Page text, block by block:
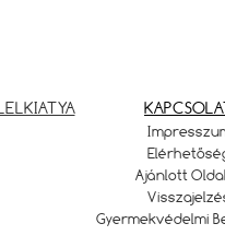
Ajánlott
Gyermekvédelmi